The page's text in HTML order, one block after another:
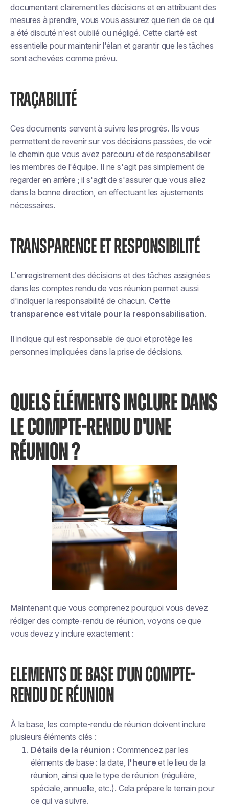
documentant clairement les décisions et en attribuant des
mesures à prendre, vous vous assurez que rien de ce qui
a été discuté n'est oublié ou négligé. Cette clarté est
essentielle pour maintenir l'élan et garantir que les tâches
sont achevées comme prévu.
TRAÇABILITÉ
Ces documents servent à suivre les progrès. Ils vous
permettent de revenir sur vos décisions passées, de voir
le chemin que vous avez parcouru et de responsabiliser
les membres de l'équipe. Il ne s'agit pas simplement de
regarder en arrière ; il s'agit de s'assurer que vous allez
dans la bonne direction, en effectuant les ajustements
nécessaires.
TRANSPARENCE ET RESPONSIBILITÉ
L'enregistrement des décisions et des tâches assignées
dans les comptes rendu de vos réunion permet aussi
d'indiquer la responsabilité de chacun. Cette
transparence est vitale pour la responsabilisation.
Il indique qui est responsable de quoi et protège les
personnes impliquées dans la prise de décisions.
QUELS ÉLÉMENTS INCLURE DANS
LE COMPTE-RENDU D'UNE
RÉUNION ?
Maintenant que vous comprenez pourquoi vous devez
rédiger des compte-rendu de réunion, voyons ce que
vous devez y inclure exactement :
ELEMENTS DE BASE D'UN COMPTE-
RENDU DE RÉUNION
À la base, les compte-rendu de réunion doivent inclure
plusieurs éléments clés :
Détails de la réunion : Commencez par les
éléments de base : la date, l'heure et le lieu de la
réunion, ainsi que le type de réunion (régulière,
spéciale, annuelle, etc.). Cela prépare le terrain pour
ce qui va suivre.